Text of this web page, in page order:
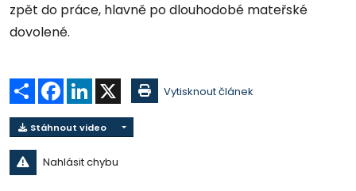
zpět do práce, hlavně po dlouhodobé mateřské
dovolené.
Sdílet Facebook
LinkedIn Vytisknout článek
Stáhnout video
Nahlásit chybu